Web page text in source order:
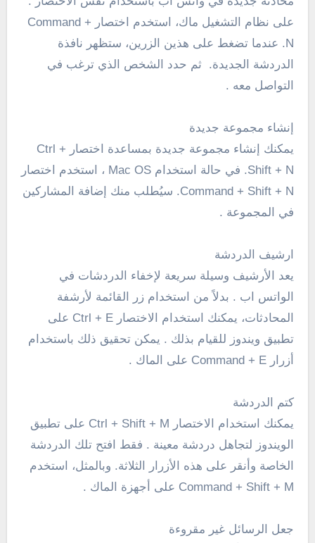
على نظام التشغيل ماك، استخدم اختصار Command +
N. عندما تضغط على هذين الزرين، ستظهر نافذة
الدردشة الجديدة. ثم حدد الشخص الذي ترغب في
التواصل معه .
إنشاء مجموعة جديدة
يمكنك إنشاء مجموعة جديدة بمساعدة اختصار Ctrl +
Shift + N. في حالة استخدام Mac OS ، استخدم اختصار
Command + Shift + N. سيُطلب منك إضافة المشاركين
في المجموعة .
ارشيف الدردشة
يعد الأرشيف وسيلة سريعة لإخفاء الدردشات في
الواتس اب . بدلاً من استخدام زر القائمة لأرشفة
المحادثات، يمكنك استخدام الاختصار Ctrl + E على
تطبيق ويندوز للقيام بذلك . يمكن تحقيق ذلك باستخدام
أزرار Command + E على الماك .
كتم الدردشة
يمكنك استخدام الاختصار Ctrl + Shift + M على تطبيق
الويندوز لتجاهل دردشة معينة . فقط افتح تلك الدردشة
الخاصة وأنقر على هذه الأزرار الثلاثة. وبالمثل، استخدم
Command + Shift + M على أجهزة الماك .
جعل الرسائل غير مقروءة